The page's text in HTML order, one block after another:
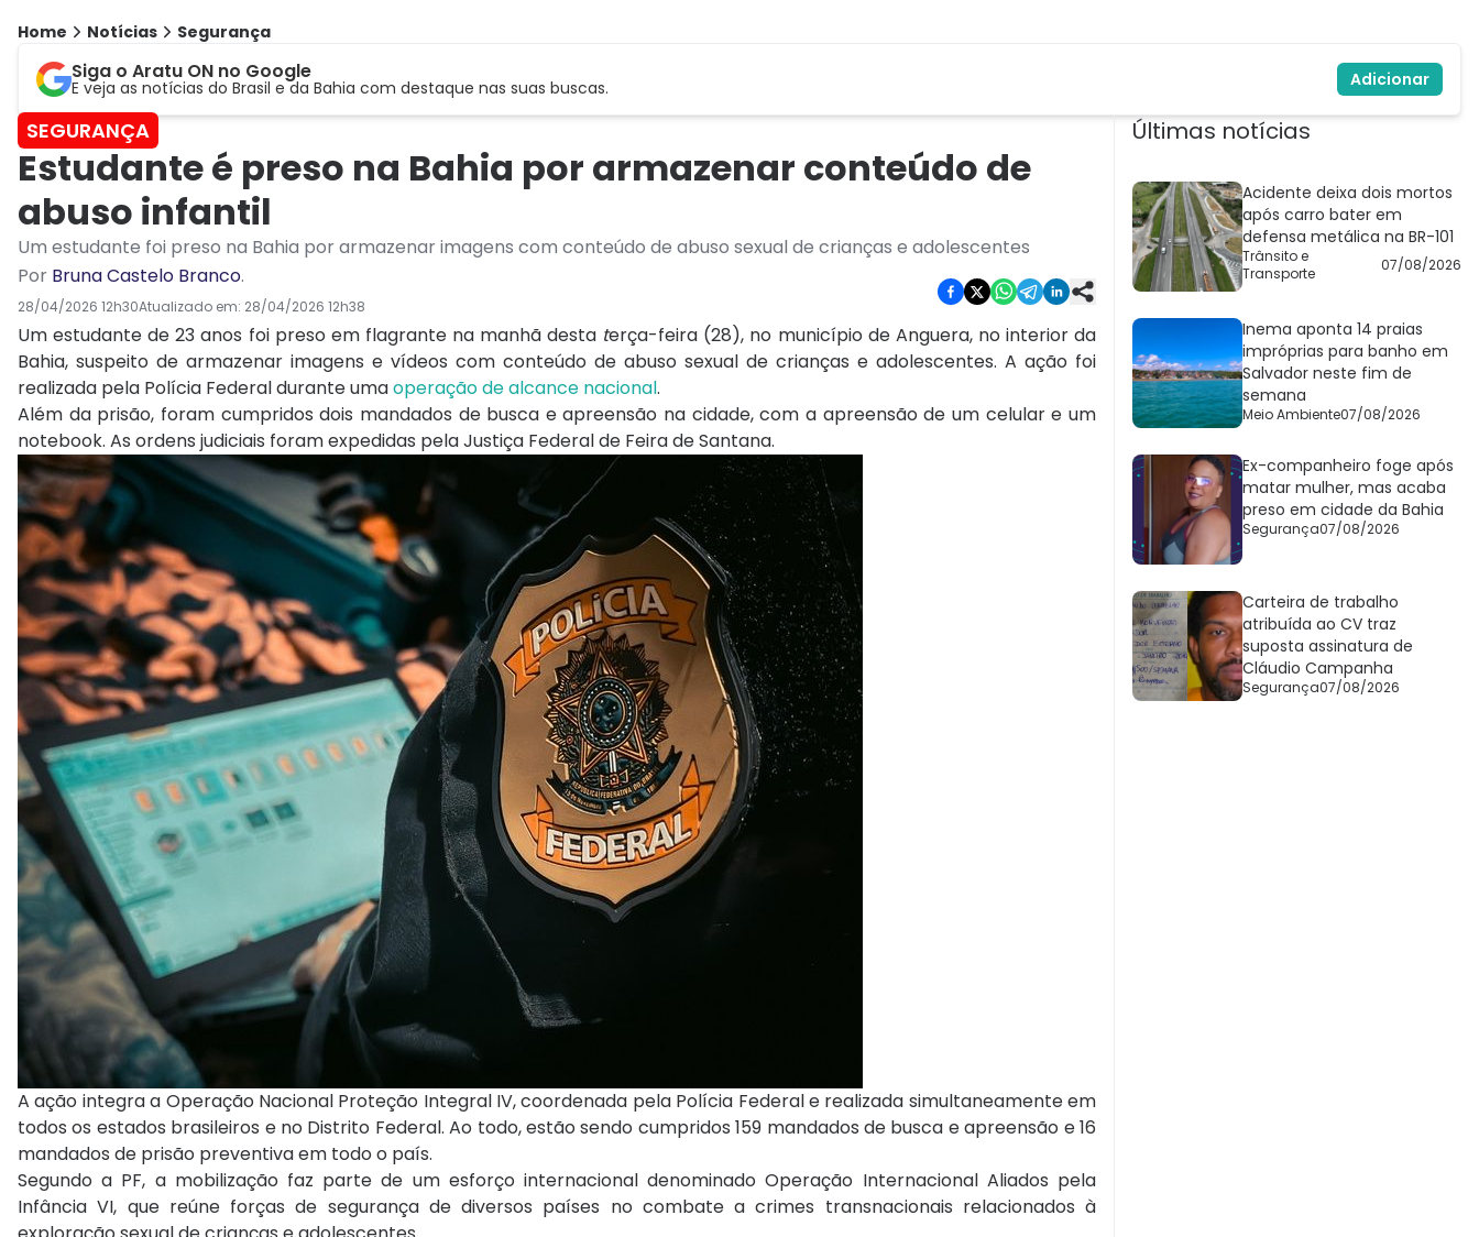
Home Notícias Segurança
Siga o Aratu ON no Google
E veja as notícias do Brasil e da Bahia com destaque nas suas buscas. Adicionar
SEGURANÇA
Estudante é preso na Bahia por armazenar conteúdo de
abuso infantil
Um estudante foi preso na Bahia por armazenar imagens com conteúdo de abuso sexual de crianças e adolescentes
Por Bruna Castelo Branco.
28/04/2026 12h30Atualizado em: 28/04/2026 12h38
Um estudante de 23 anos foi preso em flagrante na manhã desta terça-feira (28), no município de Anguera, no interior da
Bahia, suspeito de armazenar imagens e vídeos com conteúdo de abuso sexual de crianças e adolescentes. A ação foi
realizada pela Polícia Federaldurante umaoperação de alcance nacional.
Além da prisão, foram cumpridos dois mandados de busca e apreensão na cidade, com a apreensão de um celular e um
notebook. As ordens judiciais foram expedidas pela Justiça Federal de Feira de Santana.
A ação integra a Operação Nacional Proteção Integral IV, coordenada pela Polícia Federal e realizada simultaneamente em
todos os estados brasileiros e no Distrito Federal. Ao todo, estão sendo cumpridos 159 mandados de busca e apreensão e 16
mandados de prisão preventiva em todo o país.
Segundo a PF, a mobilização faz parte de um esforço internacional denominado Operação Internacional Aliados pela
Infância VI, que reúne forças de segurança de diversos países no combate a crimes transnacionais relacionados à
Últimas notícias
Acidente deixa dois mortos
após carro bater em
defensa metálica na BR-101
Trânsito e
Transporte
07/08/2026
Inema aponta 14 praias
impróprias para banho em
Salvador neste fim de
semana
Meio Ambiente07/08/2026
Ex-companheiro foge após
matar mulher, mas acaba
preso em cidade da Bahia
Segurança07/08/2026
Carteira de trabalho
atribuída ao CV traz
suposta assinatura de
Cláudio Campanha
Segurança07/08/2026